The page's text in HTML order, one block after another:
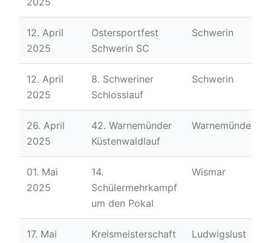
12. April
2025
Ostersportfest
Schwerin SC
Schwerin
12. April
2025
8. Schweriner
Schlosslauf
Schwerin
26. April
2025
42. Warnemünder
Küstenwaldlauf
Warnemünde
01. Mai
2025
14.
Schülermehrkampf
um den Pokal
Wismar
17. Mai
Kreismeisterschaft
Ludwigslust